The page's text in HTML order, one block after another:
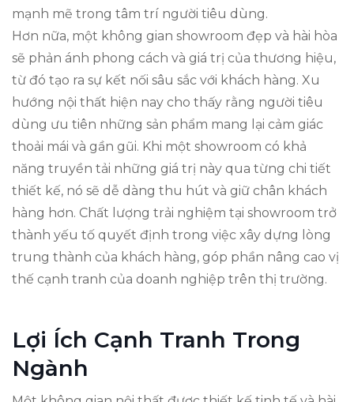
mạnh mẽ trong tâm trí người tiêu dùng.
Hơn nữa, một không gian showroom đẹp và hài hòa
sẽ phản ánh phong cách và giá trị của thương hiệu,
từ đó tạo ra sự kết nối sâu sắc với khách hàng. Xu
hướng nội thất hiện nay cho thấy rằng người tiêu
dùng ưu tiên những sản phẩm mang lại cảm giác
thoải mái và gần gũi. Khi một showroom có khả
năng truyền tải những giá trị này qua từng chi tiết
thiết kế, nó sẽ dễ dàng thu hút và giữ chân khách
hàng hơn. Chất lượng trải nghiệm tại showroom trở
thành yếu tố quyết định trong việc xây dựng lòng
trung thành của khách hàng, góp phần nâng cao vị
thế cạnh tranh của doanh nghiệp trên thị trường.
Lợi Ích Cạnh Tranh Trong
Ngành